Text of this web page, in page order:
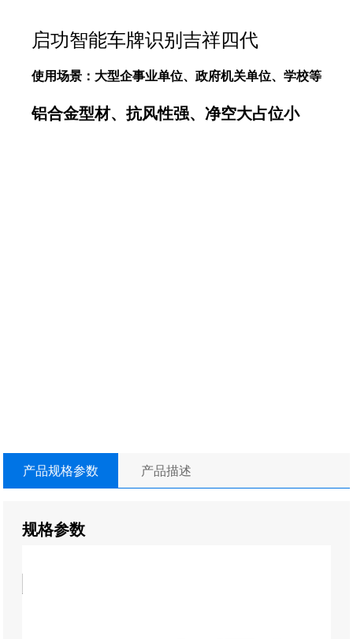
启功智能车牌识别吉祥四代
使用场景：大型企事业单位、政府机关单位、学校等
铝合金型材、抗风性强、净空大占位小
产品规格参数 产品描述
规格参数